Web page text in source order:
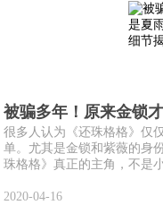
被骗多年！原来金锁
很多人认为《还珠格格》仅
单。尤其是金锁和紫薇的身
珠格格》真正的主角，不是
2020-04-16